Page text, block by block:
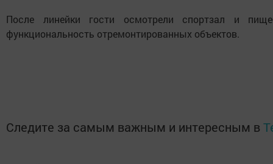
После линейки гости осмотрели спортзал и
функциональность отремонтированных объектов.
Следите за самым важным и интересным в